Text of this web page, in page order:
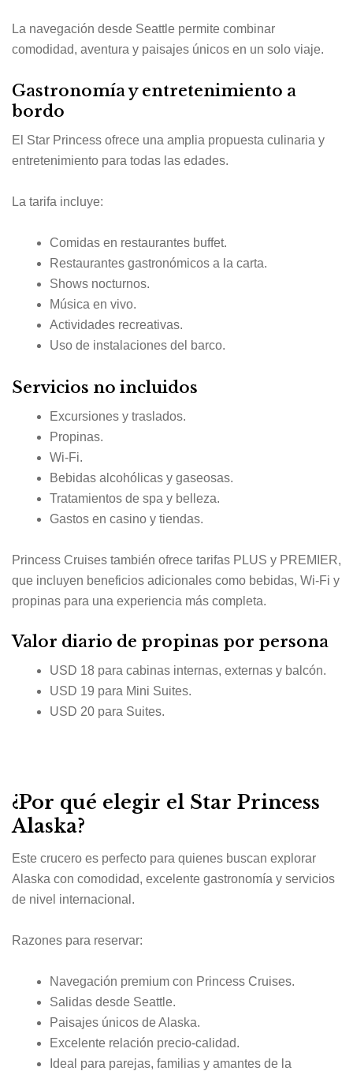
La navegación desde Seattle permite combinar
comodidad, aventura y paisajes únicos en un solo viaje.
Gastronomía y entretenimiento a
bordo
El Star Princess ofrece una amplia propuesta culinaria y
entretenimiento para todas las edades.
La tarifa incluye:
Comidas en restaurantes buffet.
Restaurantes gastronómicos a la carta.
Shows nocturnos.
Música en vivo.
Actividades recreativas.
Uso de instalaciones del barco.
Servicios no incluidos
Excursiones y traslados.
Propinas.
Wi-Fi.
Bebidas alcohólicas y gaseosas.
Tratamientos de spa y belleza.
Gastos en casino y tiendas.
Princess Cruises también ofrece tarifas PLUS y PREMIER,
que incluyen beneficios adicionales como bebidas, Wi-Fi y
propinas para una experiencia más completa.
Valor diario de propinas por persona
USD 18 para cabinas internas, externas y balcón.
USD 19 para Mini Suites.
USD 20 para Suites.
¿Por qué elegir el Star Princess
Alaska?
Este crucero es perfecto para quienes buscan explorar
Alaska con comodidad, excelente gastronomía y servicios
de nivel internacional.
Razones para reservar:
Navegación premium con Princess Cruises.
Salidas desde Seattle.
Paisajes únicos de Alaska.
Excelente relación precio-calidad.
Ideal para parejas, familias y amantes de la